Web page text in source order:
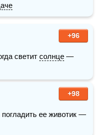
+96
светит солнце —
+98
погладить ее животик —